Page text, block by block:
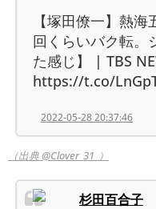
【塚田僚一】熱
回くらいバク転。
た感じ】 | TBS
https://t.co/
2022-05-28 20:37:46
（出典 @Clover_31_）
杉田百合子